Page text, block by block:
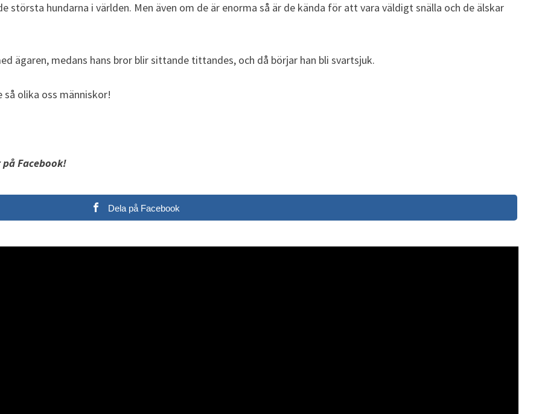
största hundarna i världen. Men även om de är enorma så är de kända för att vara väldigt snälla och de älskar
ägaren, medans hans bror blir sittande tittandes, och då börjar han bli svartsjuk.
så olika oss människor!
Facebook!
Dela på Facebook